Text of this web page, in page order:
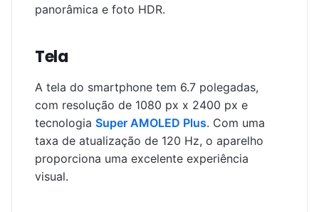
panorâmica e foto HDR.
Tela
A tela do smartphone tem 6.7 polegadas,
com resolução de 1080 px x 2400 px e
tecnologia Super AMOLED Plus. Com uma
taxa de atualização de 120 Hz, o aparelho
proporciona uma excelente experiência
visual.